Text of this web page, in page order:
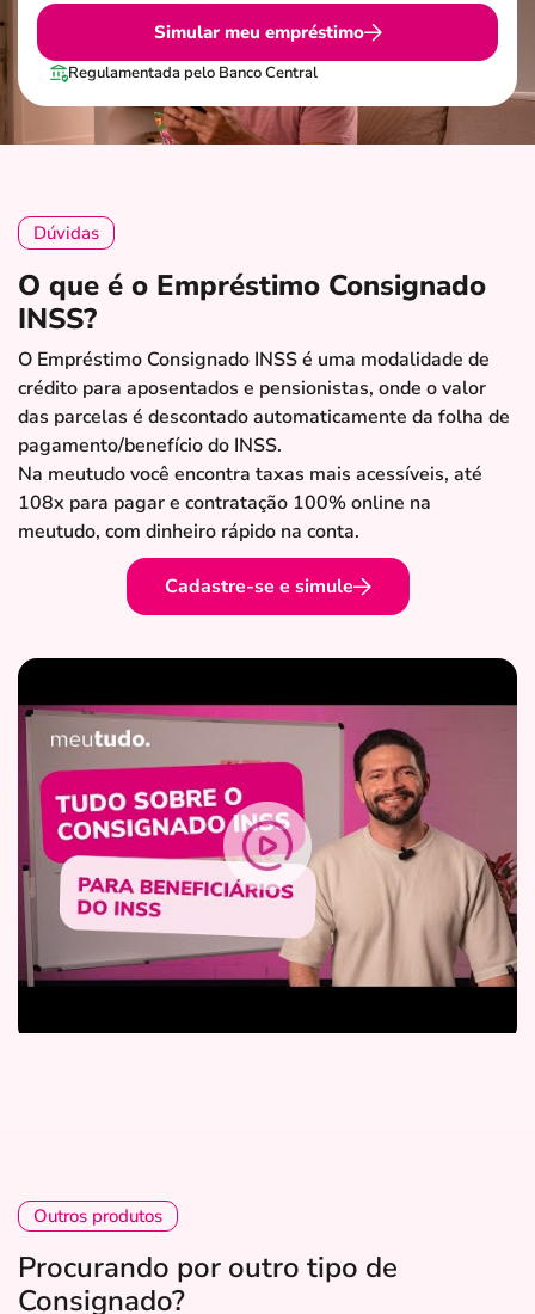
Simular meu empréstimo
Regulamentada pelo Banco Central
Dúvidas
O que é o Empréstimo Consignado
INSS?
O Empréstimo Consignado INSS é uma modalidade de
crédito para aposentados e pensionistas, onde o valor
das parcelas é descontado automaticamente da folha de
pagamento/benefício do INSS.
Na meutudo você encontra taxas mais acessíveis, até
108x para pagar e contratação 100% online na
meutudo, com dinheiro rápido na conta.
Cadastre-se e simule
Outros produtos
Procurando por outro tipo de
Consignado?